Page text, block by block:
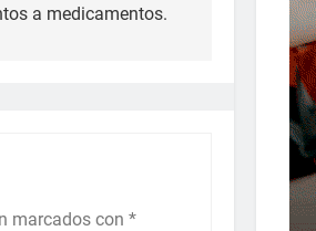
a medicamentos.
marcados con *